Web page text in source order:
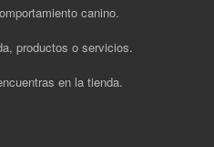
canino.
productos o servicios.
en la tienda.